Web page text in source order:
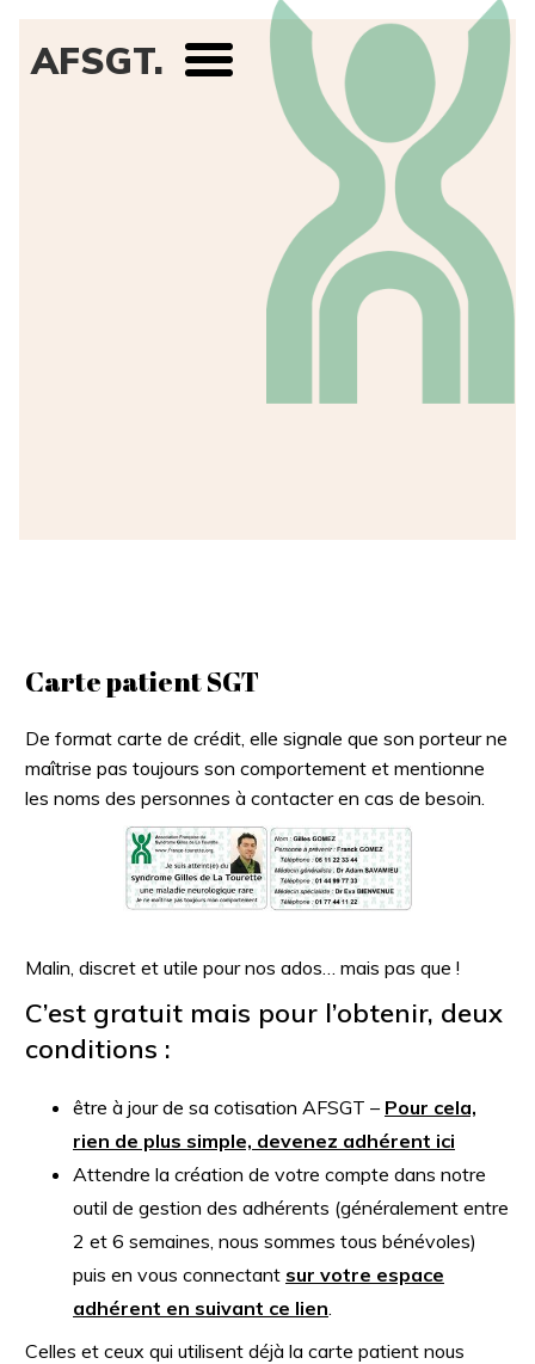
AFSGT.
Carte patient SGT
De format carte de crédit, elle signale que son porteur ne
maîtrise pas toujours son comportement et mentionne
les noms des personnes à contacter en cas de besoin.
Malin, discret et utile pour nos ados… mais pas que !
C’est gratuit mais pour l’obtenir, deux
conditions :
être à jour de sa cotisation AFSGT – Pour cela,
rien de plus simple, devenez adhérent ici
Attendre la création de votre compte dans notre
outil de gestion des adhérents (généralement entre
2 et 6 semaines, nous sommes tous bénévoles)
puis en vous connectant sur votre espace
adhérent en suivant ce lien.
Celles et ceux qui utilisent déjà la carte patient nous